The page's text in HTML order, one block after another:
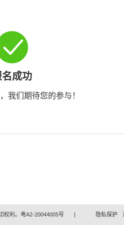
名成功
我们期待您的参与！
权利。粤A2-20044005号 | 隐私保护